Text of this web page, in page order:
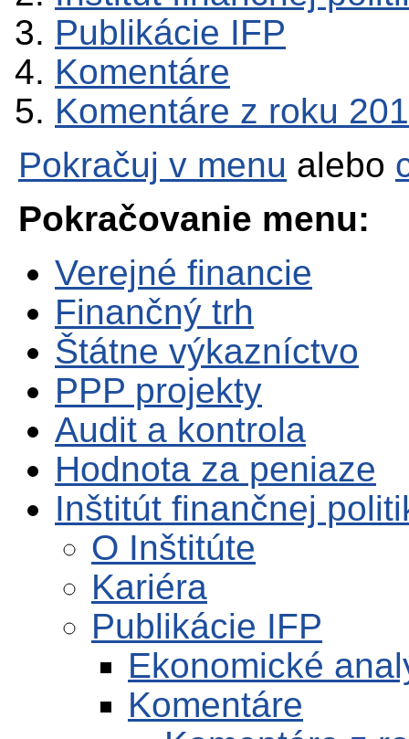
Publikácie IFP
Komentáre
Komentáre z roku
Pokračuj v menu alebo
Pokračovanie menu:
Verejné financie
Finančný trh
Štátne výkazníctvo
PPP projekty
Audit a kontrola
Hodnota za peniaze
Inštitút finančnej
O Inštitúte
Kariéra
Publikácie IFP
Ekonomické
Komentáre